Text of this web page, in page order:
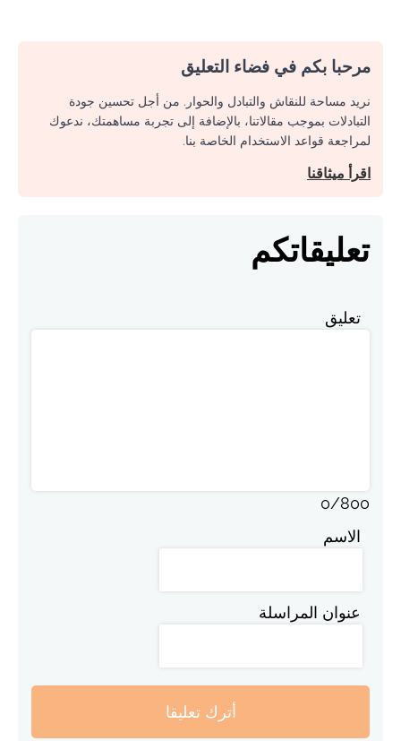
مرحبا بكم في فضاء التعليق
نريد مساحة للنقاش والتبادل والحوار. من أجل تحسين جودة
التبادلات بموجب مقالاتنا، بالإضافة إلى تجربة مساهمتك، ندعوك
لمراجعة قواعد الاستخدام الخاصة بنا.
اقرأ ميثاقنا
تعليقاتكم
تعليق
0/800
الاسم
عنوان المراسلة
أترك تعليقا